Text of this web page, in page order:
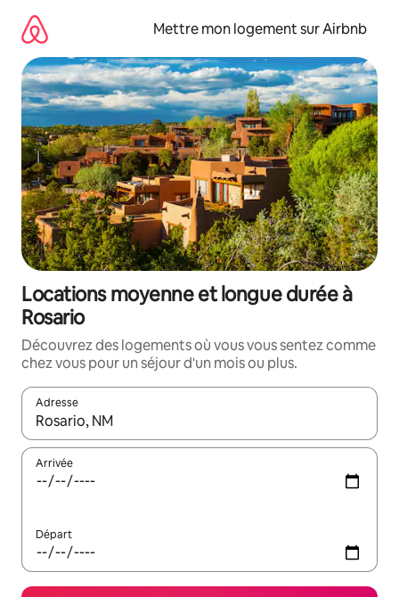
directement
contenu
Mettre mon logement sur Airbnb
Locations moyenne et longue durée à
Rosario
Découvrez des logements où vous vous sentez comme
chez vous pour un séjour d'un mois ou plus.
Adresse
Lorsque les résultats s'affichent, utilisez les flèches vers le
Arrivée
Départ